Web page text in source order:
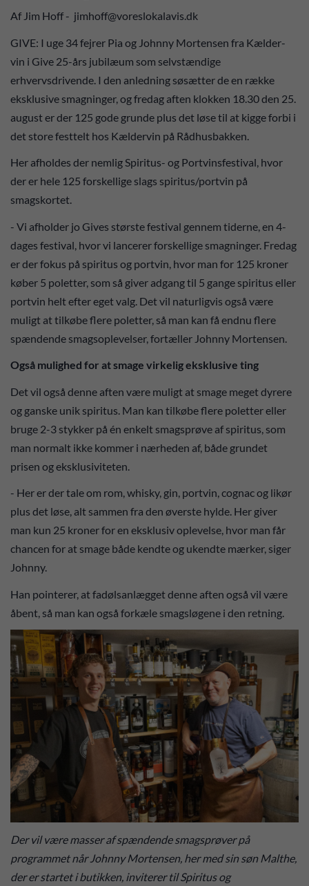
Af Jim Hoff - jimhoff@voreslokalavis.dk
GIVE: I uge 34 fejrer Pia og Johnny Mortensen fra Kælder-
vin i Give 25-års jubilæum som selvstændige
erhvervsdrivende. I den anledning søsætter de en række
eksklusive smagninger, og fredag aften klokken 18.30 den 25.
august er der 125 gode grunde plus det løse til at kigge forbi i
det store festtelt hos Kældervin på Rådhusbakken.
Her afholdes der nemlig Spiritus- og Portvinsfestival, hvor
der er hele 125 forskellige slags spiritus/portvin på
smagskortet.
- Vi afholder jo Gives største festival gennem tiderne, en 4-
dages festival, hvor vi lancerer forskellige smagninger. Fredag
er der fokus på spiritus og portvin, hvor man for 125 kroner
køber 5 poletter, som så giver adgang til 5 gange spiritus eller
portvin helt efter eget valg. Det vil naturligvis også være
muligt at tilkøbe flere poletter, så man kan få endnu flere
spændende smagsoplevelser, fortæller Johnny Mortensen.
Også mulighed for at smage virkelig eksklusive ting
Det vil også denne aften være muligt at smage meget dyrere
og ganske unik spiritus. Man kan tilkøbe flere poletter eller
bruge 2-3 stykker på én enkelt smagsprøve af spiritus, som
man normalt ikke kommer i nærheden af, både grundet
prisen og eksklusiviteten.
- Her er der tale om rom, whisky, gin, portvin, cognac og likør
plus det løse, alt sammen fra den øverste hylde. Her giver
man kun 25 kroner for en eksklusiv oplevelse, hvor man får
chancen for at smage både kendte og ukendte mærker, siger
Johnny.
Han pointerer, at fadølsanlægget denne aften også vil være
åbent, så man kan også forkæle smagsløgene i den retning.
Der vil være masser af spændende smagsprøver på
programmet når Johnny Mortensen, her med sin søn Malthe,
der er startet i butikken, inviterer til Spiritus og